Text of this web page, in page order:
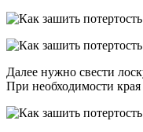
Далее нужно свести
При необходимости